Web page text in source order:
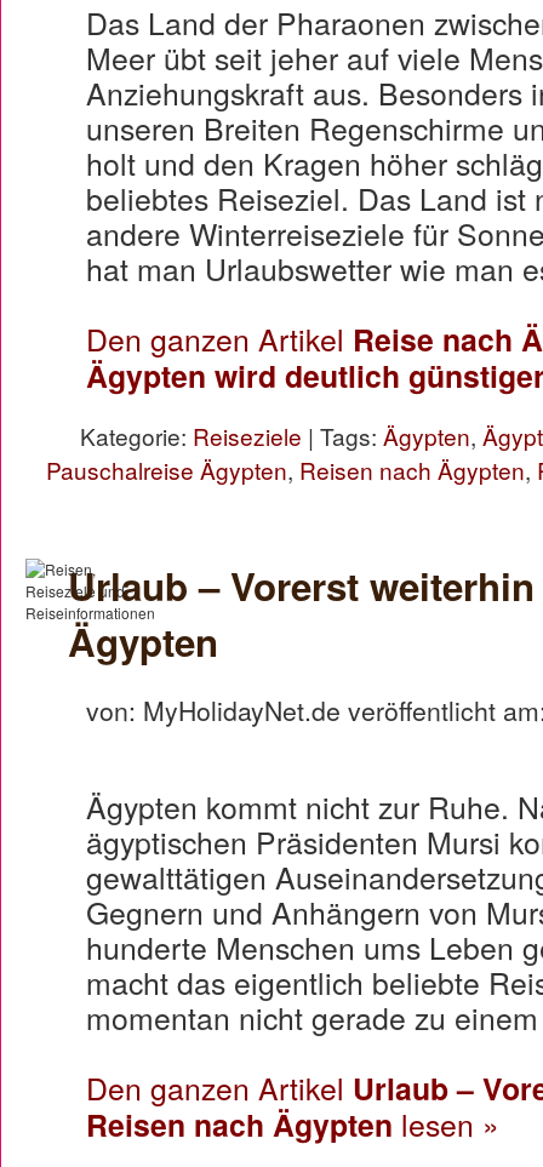
Das Land der Pharaonen
Meer übt seit jeher auf viele
Anziehungskraft aus. Besonders
unseren Breiten Regenschirme
holt und den Kragen höher
beliebtes Reiseziel. Das Land ist
andere Winterreiseziele für
hat man Urlaubswetter wie man
Den ganzen Artikel Reise nach
Ägypten wird deutlich
Kategorie: Reiseziele | Tags: Ägypten,
Pauschalreise Ägypten, Reisen nach Ägypten,
Urlaub – Vorerst
Ägypten
von: MyHolidayNet.de veröffentlicht
Ägypten kommt nicht zur Ruhe.
ägyptischen Präsidenten Mursi
gewalttätigen
Gegnern und Anhängern von
hunderte Menschen ums Leben
macht das eigentlich beliebte
momentan nicht gerade zu
Den ganzen Artikel Urlaub –
Reisen nach Ägypten lesen »